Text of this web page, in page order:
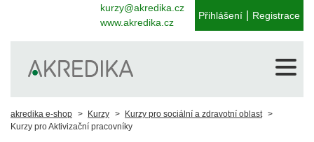
kurzy@akredika.cz
www.akredika.cz
Přihlášení Registrace
akredika e-shop Kurzy
Kurzy pro sociální a zdravotní oblast
Kurzy pro Aktivizační pracovníky